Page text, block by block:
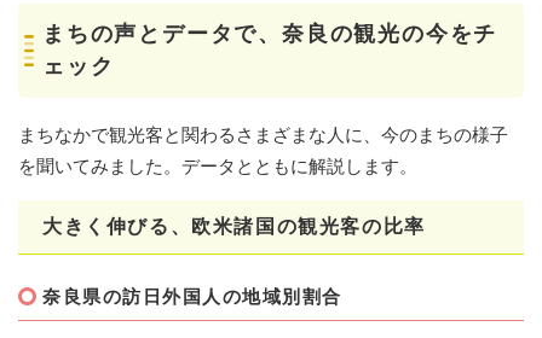
まちの声とデータで、奈良の観光の今をチ
ェック
まちなかで観光客と関わるさまざまな人に、今のまちの様子
を聞いてみました。データとともに解説します。
大きく伸びる、欧米諸国の観光客の比率
奈良県の訪日外国人の地域別割合